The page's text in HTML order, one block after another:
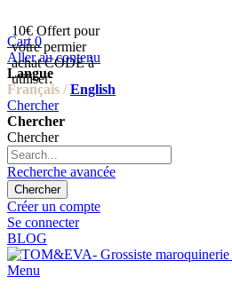
10€ Offert pour
votre permier
achat CODE à
utiliser:
Cart 0
Aller au contenu
Langue
Français / English
Chercher
Chercher
Chercher
Recherche avancée
Chercher
Créer un compte
Se connecter
BLOG
Menu